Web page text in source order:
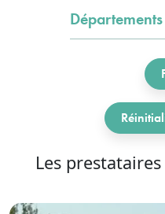
Départements
Les